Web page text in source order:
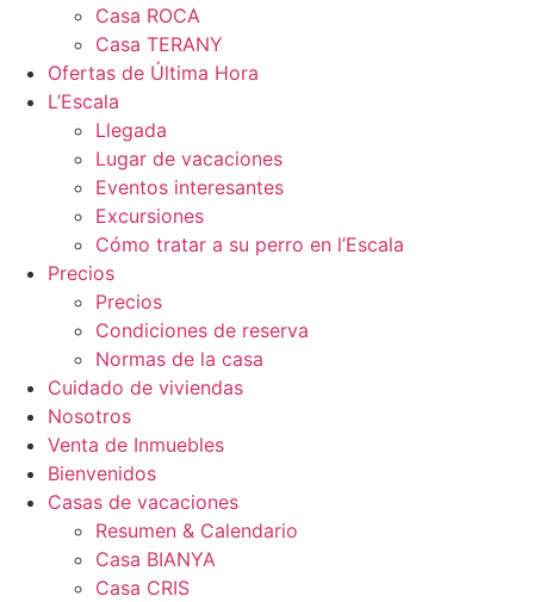
Casa ROCA
Casa TERANY
Ofertas de Última Hora
L’Escala
Llegada
Lugar de vacaciones
Eventos interesantes
Excursiones
Cómo tratar a su perro en l’Escala
Precios
Precios
Condiciones de reserva
Normas de la casa
Cuidado de viviendas
Nosotros
Venta de Inmuebles
Bienvenidos
Casas de vacaciones
Resumen & Calendario
Casa BIANYA
Casa CRIS